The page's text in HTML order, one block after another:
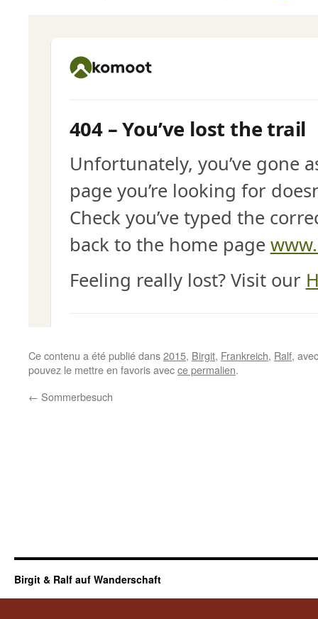
Ce contenu a été publié dans2015, Birgit, Frankreich, Ralf,
pouvez le mettre en favoris avecce permalien.
← Sommerbesuch
Birgit & Ralf auf Wanderschaft